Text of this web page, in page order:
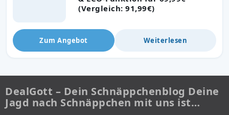
(Vergleich: 91,99€)
Zum Angebot Weiterlesen
DealGott – Dein Schnäppchenblog Deine
Jagd nach Schnäppchen mit uns ist…